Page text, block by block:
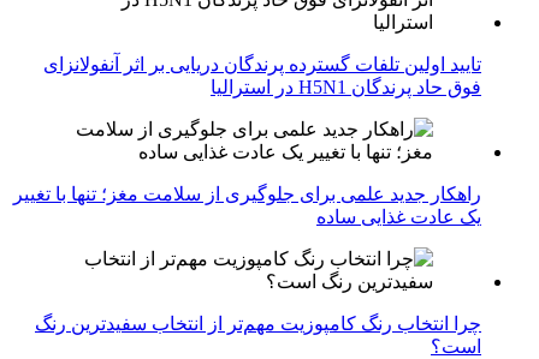
تایید اولین تلفات گسترده پرندگان دریایی بر اثر آنفولانزای
فوق حاد پرندگان H5N1 در استرالیا
راهکار جدید علمی برای جلوگیری از سلامت مغز؛ تنها با تغییر
یک عادت غذایی ساده
چرا انتخاب رنگ کامپوزیت مهم‌تر از انتخاب سفیدترین رنگ
است؟